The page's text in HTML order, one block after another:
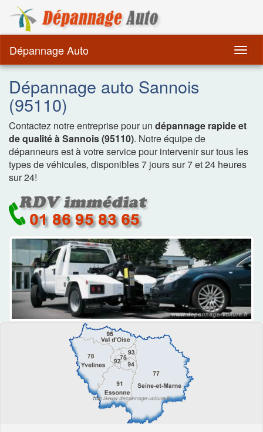
Dépannage Auto
Dépannage auto Sannois
(95110)
Contactez notre entreprise pour un dépannage rapide et
de qualité à Sannois (95110). Notre équipe de
dépanneurs est à votre service pour intervenir sur tous les
types de véhicules, disponibles 7 jours sur 7 et 24 heures
sur 24!